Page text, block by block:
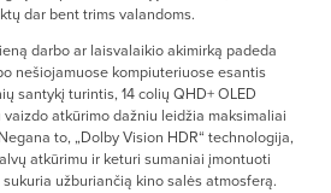
dar bent trims valandoms.
darbo ar laisvalaikio akimirką padeda
nešiojamuose kompiuteriuose esantis
santykį turintis, 14 colių QHD+ OLED
atkūrimo dažniu leidžia maksimaliai
to, „Dolby Vision HDR“ technologija,
atkūrimu ir keturi sumaniai įmontuoti
užburiančią kino salės atmosferą.